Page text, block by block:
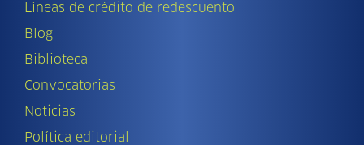
Líneas de crédito de redescuento
Blog
Biblioteca
Convocatorias
Noticias
Política editorial